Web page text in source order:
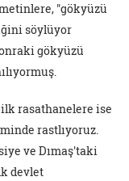
"gökyüzü
söylüyor
gökyüzü
rasathanelere ise
rastlıyoruz.
ve Dımaş'taki
devlet